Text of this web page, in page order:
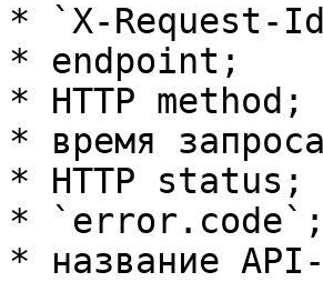
* `X-Request-
* endpoint;
* HTTP method;
* время
* HTTP status;
* `error.code`;
* название